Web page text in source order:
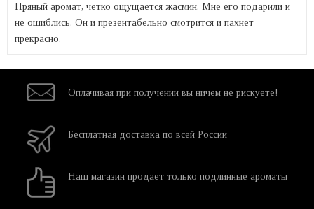
Пряный аромат, четко ощущается жасмин. Мне его подарили и
не ошиблись. Он и презентабельно смотрится и пахнет
прекрасно.
Оплачивая при получении вы ничем не рискуете!
Бесплатная доставка по всей России
Наш магазин продает только подлинные ароматы